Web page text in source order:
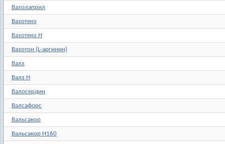
Вазолаприл
Вазотенз
Вазотенз Н
Вазотон (L-аргинин)
Валз
Валз Н
Валосердин
Валсафорс
Вальсакор
Вальсакор Н160